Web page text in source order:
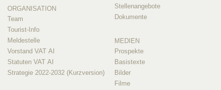
ORGANISATION
Team
Tourist-Info
Meldestelle
Vorstand VAT AI
Statuten VAT AI
Strategie 2022-2032 (Kurzversion)
Stellenangebote
Dokumente
MEDIEN
Prospekte
Basistexte
Bilder
Filme